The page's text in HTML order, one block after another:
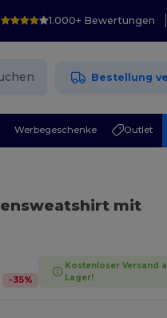
1.000+ Bewertungen
Bestellung
Werbegeschenke Outlet
mit
-35%
Kostenloser Versand
Lager!